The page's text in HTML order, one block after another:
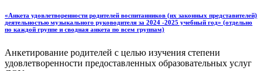
«Анкета удовлетворенности родителей воспитанников (их законных представителей)
деятельностью музыкального руководителя за 2024 -2025 учебный год» (отдельно
по каждой группе и сводная анкета по всем группам)
Анкетирование родителей с целью изучения степени
удовлетворенности предоставленных образовательных услуг